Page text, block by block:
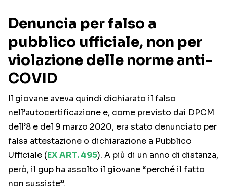
Denuncia per falso a
pubblico ufficiale, non per
violazione delle norme anti-
COVID
Il giovane aveva quindi dichiarato il falso
nell’autocertificazione e, come previsto dai DPCM
dell’8 e del 9 marzo 2020, era stato denunciato per
falsa attestazione o dichiarazione a Pubblico
Ufficiale (EX ART. 495). A più di un anno di distanza,
però, il gup ha assolto il giovane “perché il fatto
non sussiste”.